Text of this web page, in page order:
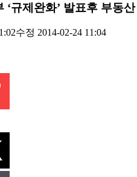
‘규제완화’ 발표후 부동
수정 2014-02-24 11:04